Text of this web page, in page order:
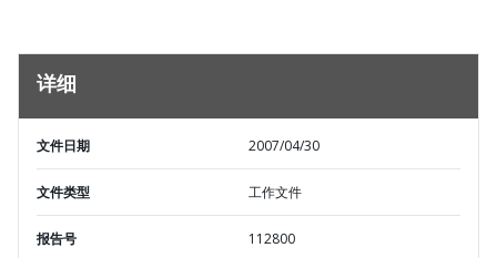
详细
文件日期 2007/04/30
文件类型 工作文件
报告号 112800